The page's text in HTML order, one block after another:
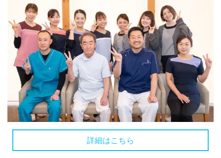
詳細はこちら